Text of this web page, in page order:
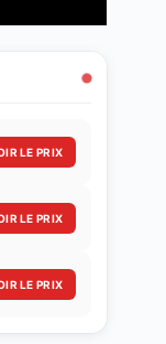
LE PRIX
LE PRIX
LE PRIX